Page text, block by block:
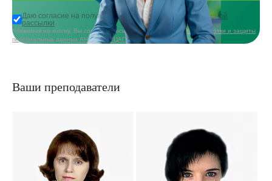
Даю согласие на получениеинформационной и рекламной
рассылки
*Нажимая на кнопку, Вы соглашаетесь сполитикой в области обработки и защиты
персональных данных АНО ДПО «ЦАППКК»
Ваши преподаватели